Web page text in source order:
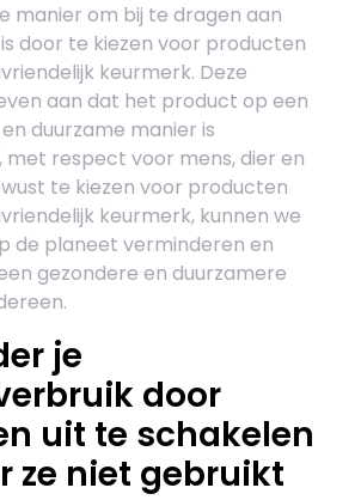
manier om bij te dragen aan
door te kiezen voor producten
keurmerk. Deze
aan dat het product op een
duurzame manier is
respect voor mens, dier en
te kiezen voor producten
keurmerk, kunnen we
de planeet verminderen en
gezondere en duurzamere
je
door
uit te schakelen
ze niet gebruikt